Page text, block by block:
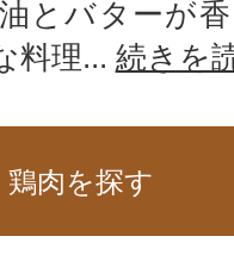
とバターが
料理... 続きを
鶏肉を探す